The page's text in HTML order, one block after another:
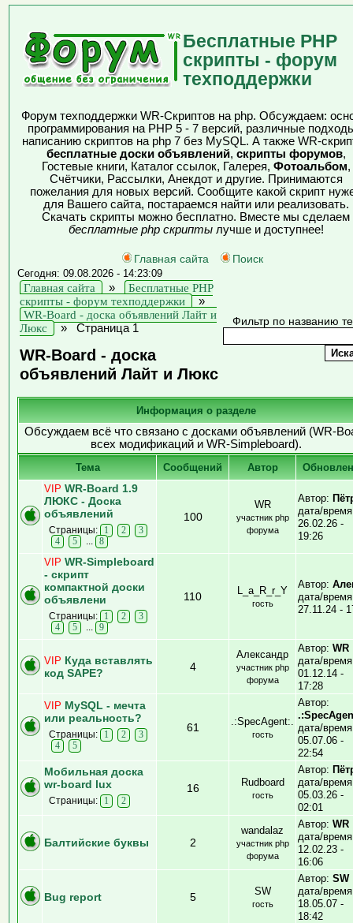
Бесплатные PHP
скрипты - форум
техподдержки
Форум техподдержки WR-Скриптов на php. Обсуждаем:
программирования на PHP 5 - 7 версий, различные
написанию скриптов на php 7 без MySQL. А также WR-
бесплатные доски объявлений, скрипты форумов,
Гостевые книги, Каталог ссылок, Галерея, Фотоальбом,
Счётчики, Рассылки, Анекдот и другие. Принимаются
пожелания для новых версий. Сообщите какой скрипт
для Вашего сайта, постараемся найти или реализовать.
Скачать скрипты можно бесплатно. Вместе мы сделаем
бесплатные php скриптылучше и доступнее!
Главная сайта Поиск
Сегодня: 09.08.2026 - 14:23:09
Главная сайта »
Бесплатные PHP
скрипты - форум техподдержки
»
WR-Board - доска объявлений Лайт и
Люкс
» Страница 1
WR-Board - доска
объявлений Лайт и Люкс
Фильтр по названию
Информация о разделе
Обсуждаем всё что связано с досками объявлений (WR-
всех модификаций и WR-Simpleboard).
Тема Cообщений Автор
VIP WR-Board 1.9
ЛЮКС - Доска
объявлений
Страницы: 1 2
3
4
5 8
100
WR
участник php
форума
Автор:
дата/
26.02.26 -
19:26
VIP WR-Simpleboard
- скрипт
компактной доски
объявлени
Страницы: 1 2
3
4
5 9
110 L_a_R_r_Y
гость
Автор:
дата/
27.11.24 -
VIP Куда вставлять
код SAPE?
4
Александр
участник php
форума
Автор: WR
дата/
01.12.14 -
17:28
VIP MySQL - мечта
или реальность?
Страницы: 1 2
3
4
5
61 .:SpecAgent:.
гость
Автор:
дата/
05.07.06 -
22:54
Мобильная доска
wr-board lux
Страницы: 1 2
16 Rudboard
гость
Автор:
дата/
05.03.26 -
02:01
Балтийские буквы 2
wandalaz
участник php
форума
Автор: WR
дата/
12.02.23 -
16:06
Bug report 5 SW
гость
Автор: SW
дата/
18.05.07 -
18:42